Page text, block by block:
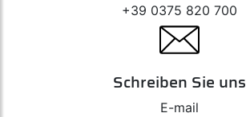
+39 0375 820 700
Schreiben Sie uns
E-mail